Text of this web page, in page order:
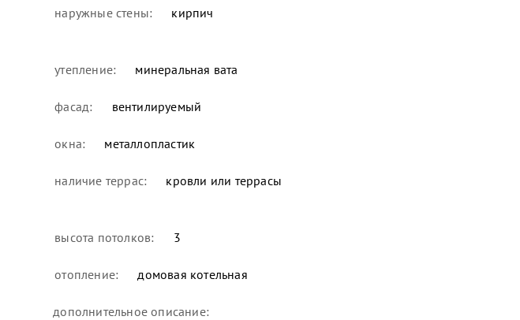
наружные стены: кирпич
утепление: минеральная вата
фасад: вентилируемый
окна: металлопластик
наличие террас: кровли или террасы
высота потолков: 3
отопление: домовая котельная
дополнительное описание: